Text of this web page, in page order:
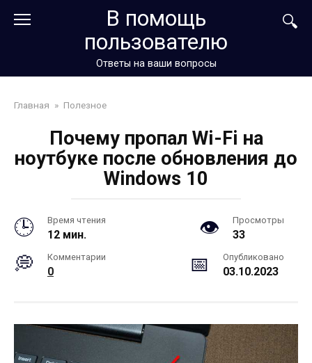
В помощь
пользователю
Ответы на ваши вопросы
Главная » Полезное
Почему пропал Wi-Fi на
ноутбуке после обновления до
Windows 10
Время чтения
12 мин.
Просмотры
33
Комментарии
0
Опубликовано
03.10.2023